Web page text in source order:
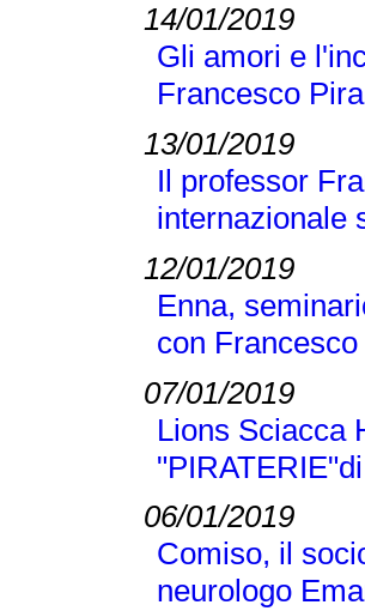
14/01/2019
Gli amori e
Francesco
13/01/2019
Il professor
internazionale
12/01/2019
Enna,
con
07/01/2019
Lions Sciacca
06/01/2019
Comiso, il
neurologo